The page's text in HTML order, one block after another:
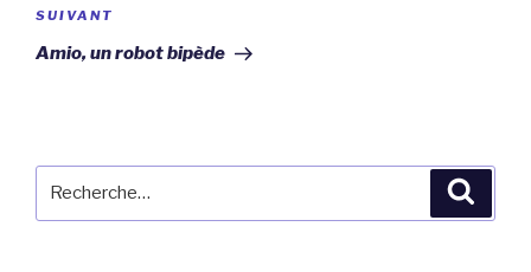
Article
suivant
SUIVANT
Amio, un robot bipède